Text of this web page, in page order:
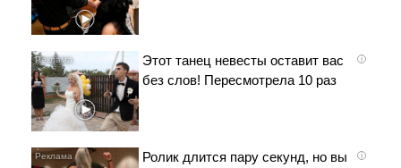
i
Этот танец невесты оставит вас
без слов! Пересмотрела 10 раз
i
Ролик длится пару секунд, но вы